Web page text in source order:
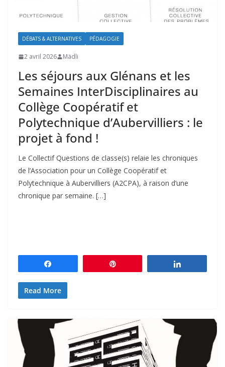
DÉBATS & ALTERNATIVES PÉDAGOGIE
2 avril 2026 Mädli
Les séjours aux Glénans et les
Semaines InterDisciplinaires au
Collège Coopératif et
Polytechnique d’Aubervilliers : le
projet à fond !
Le Collectif Questions de classe(s) relaie les chroniques
de l’Association pour un Collège Coopératif et
Polytechnique à Aubervilliers (A2CPA), à raison d’une
chronique par semaine. […]
Read More